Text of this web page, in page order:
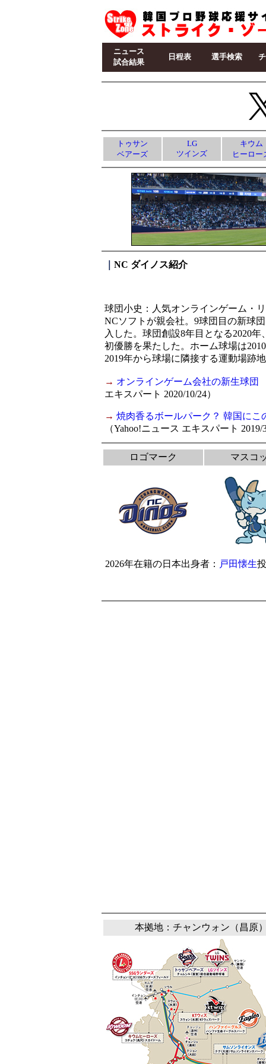
ニュース
試合結果
日程表 選手検索
トゥサン
ベアーズ
LG
ツインズ
キウム
ヒーロー
NC ダイノス紹介
球団小史：人気オンラインゲーム・
NCソフトが親会社。9球団目の新球
入した。球団創設8年目となる2020
初優勝を果たした。ホーム球場は
2019年から球場に隣接する運動場跡
→ オンラインゲーム会社の新生球
エキスパート 2020/10/24）
→ 焼肉香るボールパーク？ 韓国にこ
（Yahoo!ニュース エキスパート 2019/
ロゴマーク マスコ
2026年在籍の日本出身者： 戸田懐生
本拠地：チャンウォン（昌原